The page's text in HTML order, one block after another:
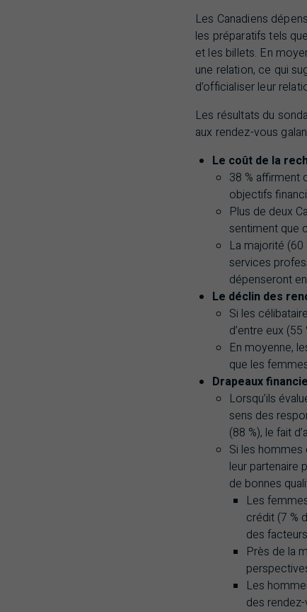
Les Canadiens
les préparatifs tels
et les billets. En
une relation, ce qui
d’officialiser leur
Les résultats du
aux rendez-vous
Le coût de la
38 % affirment
objectifs
Plus de deux
sentiment que
La majorité
services
dépenseront
Le déclin des
Si les
d’entre eux
En moyenne,
que les
Drapeaux
Lorsqu’ils
sens des
(88 %), le fait
Si les
leur partenaire
de bonnes
Les
crédit (7 %
des
Près de la
Les
des